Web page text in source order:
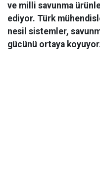
ve milli savunma
ediyor. Türk
nesil sistemler,
gücünü ortaya